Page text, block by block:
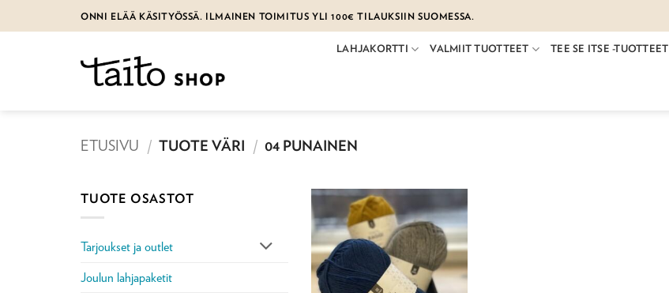
to
ONNI ELÄÄ KÄSITYÖSSÄ. ILMAINEN TOIMITUS YLI 100€ TILAUKSIIN SUOMESSA.
LAHJAKORTTI VALMIIT TUOTTEET TEE SE ITSE -TUOTTEET
ETUSIVU / TUOTE VÄRI / 04 PUNAINEN
TUOTE OSASTOT
Tarjoukset ja outlet
Joulun lahjapaketit